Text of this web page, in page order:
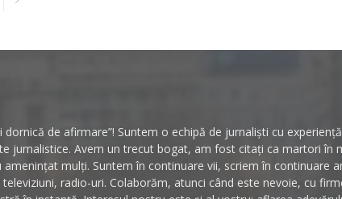
de afirmare”! Suntem o echipă de jurnaliști cu
jurnalistice. Avem un trecut bogat, am fost citați ca martori în
mulți. Suntem în continuare vii, scriem în continuare
radio-uri. Colaborăm, atunci când este nevoie, cu